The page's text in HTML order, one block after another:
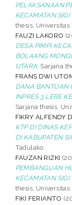
PELAKSANAAN
KECAMATAN
thesis, Universitas
FAUZI LAKORO
DESA PIMPI
BOLAANG
UTARA. Sarjana
FRANS DWI
DANA BANTUAN
INPRES 3 LERE
Sarjana thesis,
FIKRY ALFENDY D
KTP DI DINAS
DI KABUPATEN
Tadulako.
FAUZAN RIZKI
PEMBANGUAN
KECAMATAN
thesis, Universitas
FIKI FERIANTO